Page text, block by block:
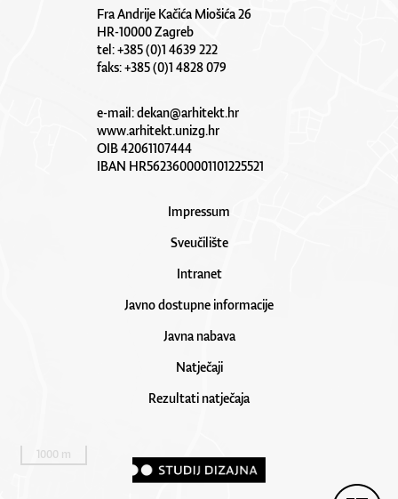
Fra Andrije Kačića Miošića 26
HR-10000 Zagreb
tel: +385 (0)1 4639 222
faks: +385 (0)1 4828 079
e-mail:dekan@arhitekt.hr
www.arhitekt.unizg.hr
OIB 42061107444
IBAN HR5623600001101225521
Impressum
Sveučilište
Intranet
Javno dostupne informacije
Javna nabava
Natječaji
Rezultati natječaja
1000 m